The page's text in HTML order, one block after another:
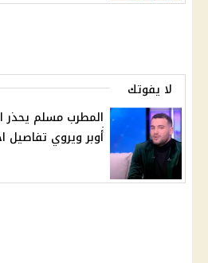
لا يفوتك
المطرب مسلم يحذر
أوبر ويروي